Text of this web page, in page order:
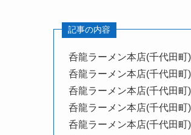
記事の内容
呑龍ラーメン本店(千代田町
呑龍ラーメン本店(千代田町
呑龍ラーメン本店(千代田
呑龍ラーメン本店(千代田町
呑龍ラーメン本店(千代田